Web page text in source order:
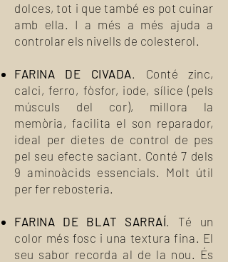
dolces, tot i que també es pot cuinar
amb ella. I a més a més ajuda a
controlar els nivells de colesterol.
FARINA DE CIVADA. Conté zinc,
calci, ferro, fòsfor, iode, sílice (pels
músculs del cor), millora la
memòria, facilita el son reparador,
ideal per dietes de control de pes
pel seu efecte saciant. Conté 7 dels
9 aminoàcids essencials. Molt útil
per fer rebosteria.
FARINA DE BLAT SARRAÍ. Té un
color més fosc i una textura fina. El
seu sabor recorda al de la nou. És